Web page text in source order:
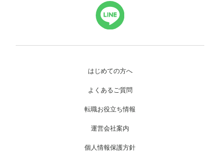
はじめての方へ
よくあるご質問
転職お役立ち情報
運営会社案内
個人情報保護方針